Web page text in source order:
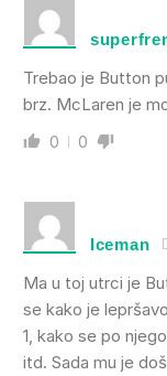
Trebao je Button
brz. McLaren je
0 0
Iceman
Ma u toj utrci je
se kako je
1, kako se po
itd. Sada mu je